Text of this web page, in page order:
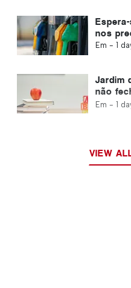
nos
Em - 1
Jardim
não
do
Em - 1
VIEW